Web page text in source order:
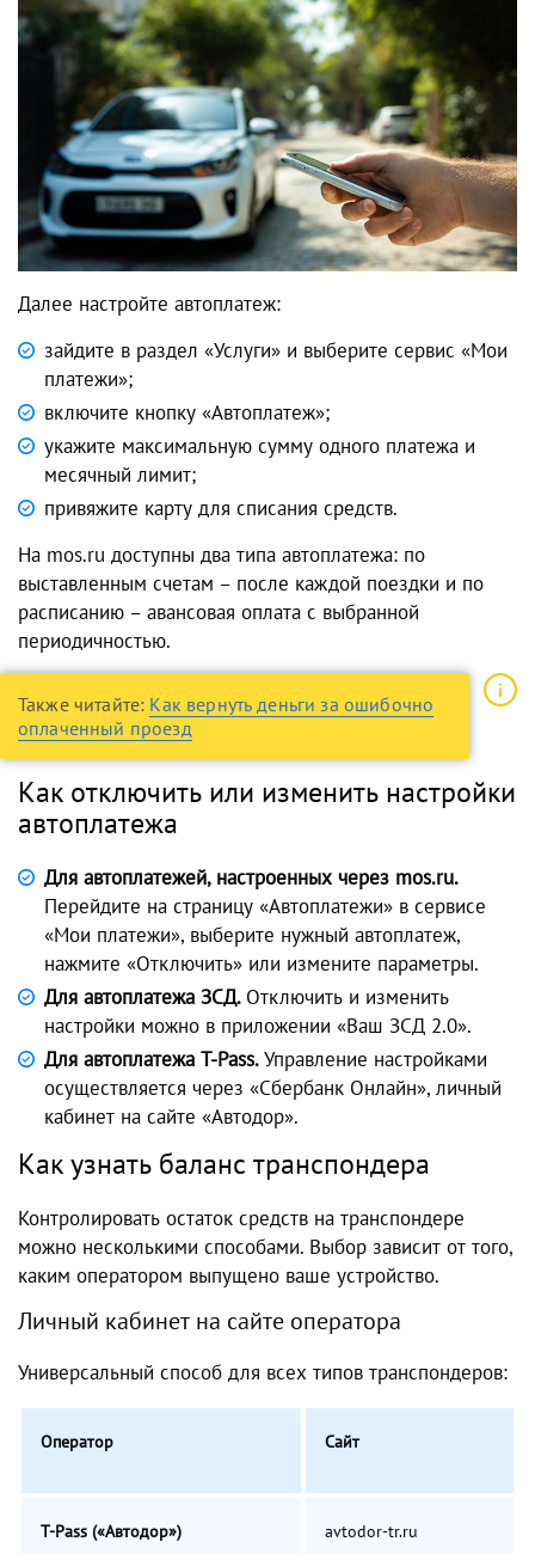
Далее настройте автоплатеж:
зайдите в раздел «Услуги» и выберите сервис «Мои
платежи»;
включите кнопку «Автоплатеж»;
укажите максимальную сумму одного платежа и
месячный лимит;
привяжите карту для списания средств.
На mos.ru доступны два типа автоплатежа: по
выставленным счетам – после каждой поездки и по
расписанию – авансовая оплата с выбранной
периодичностью.
Также читайте: Как вернуть деньги за ошибочно
оплаченный проезд
Как отключить или изменить настройки
автоплатежа
Для автоплатежей, настроенных через mos.ru.
Перейдите на страницу «Автоплатежи» в сервисе
«Мои платежи», выберите нужный автоплатеж,
нажмите «Отключить» или измените параметры.
Для автоплатежа ЗСД. Отключить и изменить
настройки можно в приложении «Ваш ЗСД 2.0».
Для автоплатежа T-Pass.Управление настройками
осуществляется через «Сбербанк Онлайн», личный
кабинет на сайте «Автодор».
Как узнать баланс транспондера
Контролировать остаток средств на транспондере
можно несколькими способами. Выбор зависит от того,
каким оператором выпущено ваше устройство.
Личный кабинет на сайте оператора
Универсальный способ для всех типов транспондеров:
Оператор Сайт
T-Pass («Автодор») avtodor-tr.ru